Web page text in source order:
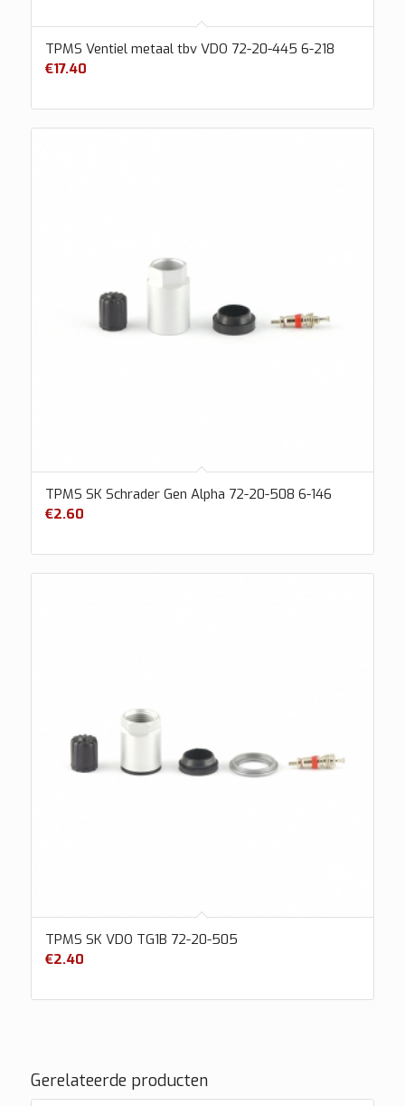
TPMS Ventiel metaal tbv VDO 72-20-445 6-218
€17.40
TPMS SK Schrader Gen Alpha 72-20-508 6-146
€2.60
TPMS SK VDO TG1B 72-20-505
€2.40
Gerelateerde producten